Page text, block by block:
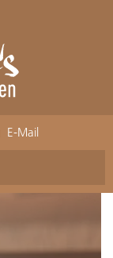
E-Mail